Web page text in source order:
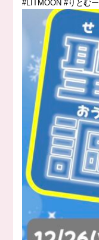
#LITMOON #りとむー